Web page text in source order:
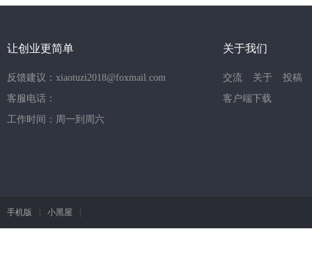
让创业更简单
反馈建议：xiaotuzi2018@foxmail.com
客服电话：
工作时间：周一到周六
关于我们
交流 关于
投稿
客户端下载
手机版 | 小黑屋 |